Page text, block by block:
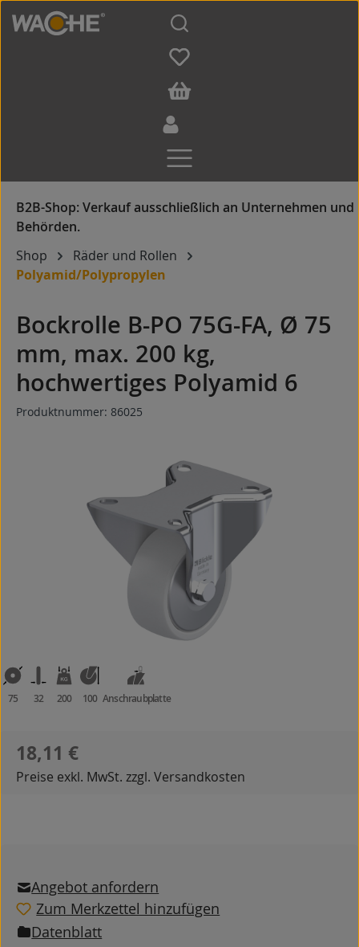
Zum Hauptinhalt springen
Shop
Räder und Rollen
Polyamid/Polypropylen
Bockrolle B-PO 75G-FA, Ø 75
mm, max. 200 kg,
hochwertiges Polyamid 6
Produktnummer: 86025
75 32 200 100 Anschraubplatte
Regulärer Preis:
18,11 €
Preise exkl. MwSt. zzgl. Versandkosten
Angebot anfordern
Zum Merkzettel hinzufügen
Datenblatt